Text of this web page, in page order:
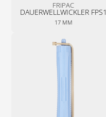
FRIPAC
DAUER­WELL­WICKLER­ FPS1
17 MM